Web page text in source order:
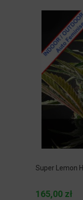
Super Lemon
165,00 zł